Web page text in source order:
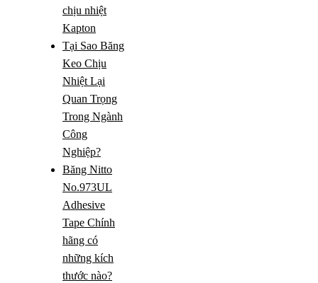
chịu nhiệt
Kapton
Tại Sao Băng
Keo Chịu
Nhiệt Lại
Quan Trọng
Trong Ngành
Công
Nghiệp?
Băng Nitto
No.973UL
Adhesive
Tape Chính
hãng có
những kích
thước nào?